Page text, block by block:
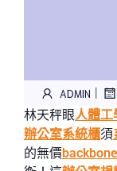
ADMIN |
林天秤眼人體工
辦公室系統櫃須
的無價